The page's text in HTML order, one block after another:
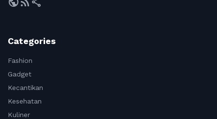
Categories
Fashion
Gadget
Kecantikan
Kesehatan
Kuliner